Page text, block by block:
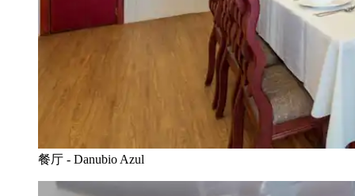
餐厅 - Danubio Azul